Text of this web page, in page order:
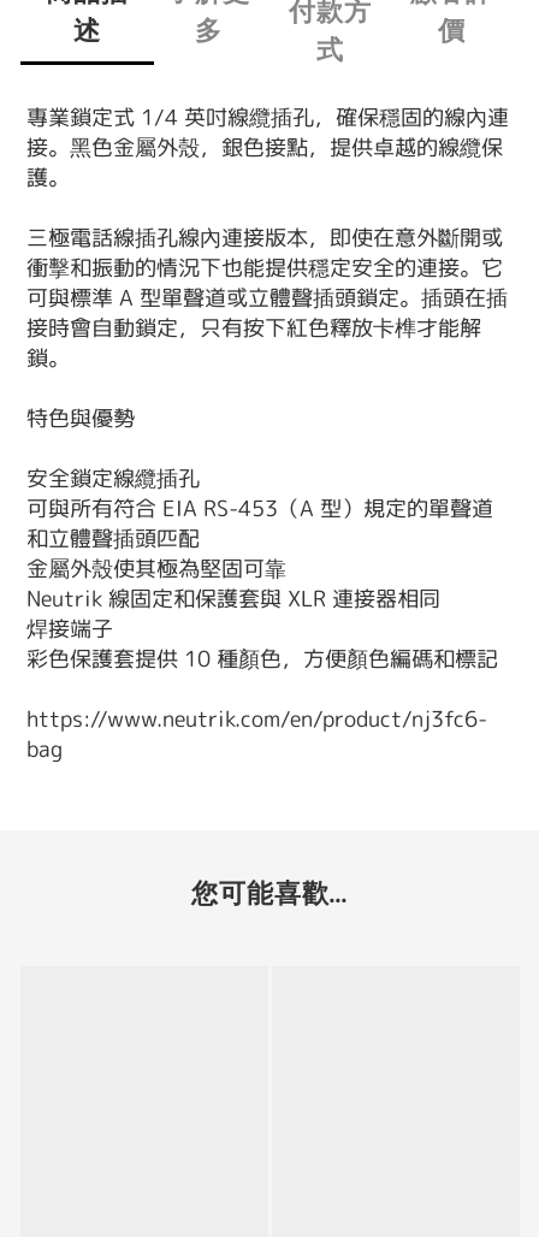
述
多
付款方
式
價
專業鎖定式 1/4 英吋線纜插孔，確保穩固的線內連
接。黑色金屬外殼，銀色接點，提供卓越的線纜保
護。
三極電話線插孔線內連接版本，即使在意外斷開或
衝擊和振動的情況下也能提供穩定安全的連接。它
可與標準 A 型單聲道或立體聲插頭鎖定。插頭在插
接時會自動鎖定，只有按下紅色釋放卡榫才能解
鎖。
特色與優勢
安全鎖定線纜插孔
可與所有符合 EIA RS-453（A 型）規定的單聲道
和立體聲插頭匹配
金屬外殼使其極為堅固可靠
Neutrik 線固定和保護套與 XLR 連接器相同
焊接端子
彩色保護套提供 10 種顏色，方便顏色編碼和標記
https://www.neutrik.com/en/product/nj3fc6-
bag
您可能喜歡...